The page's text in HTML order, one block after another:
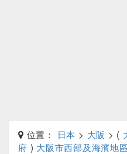
位置： 日本 > 大阪 > (
府 ) 大阪市西部及海濱地區